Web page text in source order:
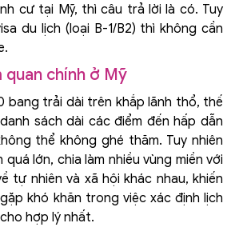
cư tại Mỹ, thì câu trả lời là có. Tuy
du lịch (loại B-1/B2) thì không cần
chính ở Mỹ
bang trải dài trên khắp lãnh thổ, thế
sách dài các điểm đến hấp dẫn
thể không ghé thăm. Tuy nhiên
lớn, chia làm nhiều vùng miền với
tự nhiên và xã hội khác nhau, khiến
khó khăn trong việc xác định lịch
hợp lý nhất.